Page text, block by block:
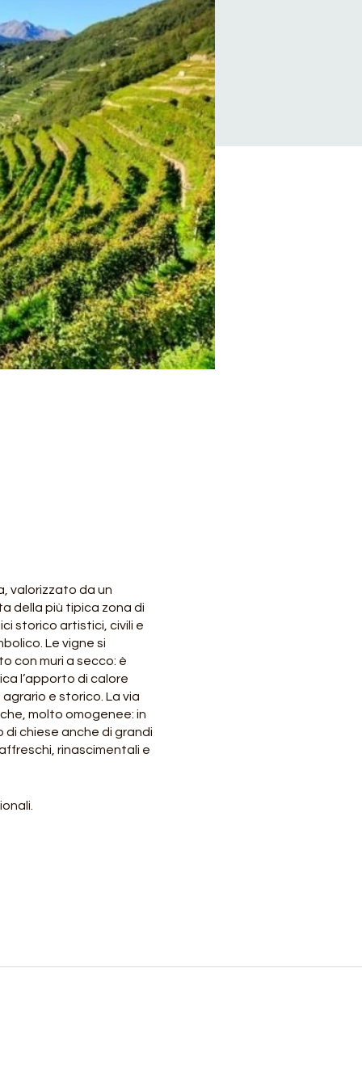
valorizzato da un
della più tipica zona di
storico artistici, civili e
Le vigne si
con muri a secco: è
l’apporto di calore
e storico. La via
molto omogenee: in
chiese anche di grandi
rinascimentali e